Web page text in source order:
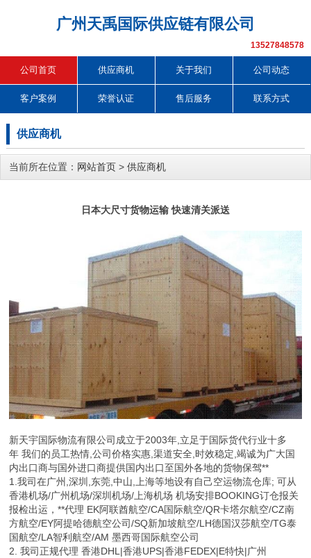
广州天禹国际供应链有限公司
13527848578
公司首页 供应商机 关于我们 公司动态
客户案例 荣誉认证 售后服务 联系方式
供应商机
当前所在位置： 网站首页 > 供应商机
日本大尺寸货物运输 快速清关派送
新天宇国际物流有限公司成立于2003年,立足于国际货代行业十多
年 我们的员工热情,公司价格实惠,渠道安全,时效稳定,竭诚为广大国
内出口商与国外进口商提供国内出口至国外各地的货物保驾**
1.我司在广州,深圳,东莞,中山,上海等地设有自己空运物流仓库; 可从
香港机场/广州机场/深圳机场/上海机场 机场安排BOOKING订仓报关
报检出运，**代理 EK阿联酋航空/CA国际航空/QR卡塔尔航空/CZ南
方航空/EY阿提哈德航空公司/SQ新加坡航空/LH德国汉莎航空/TG泰
国航空/LA智利航空/AM 墨西哥国际航空公司
2. 我司正规代理 香港DHL|香港UPS|香港FEDEX|E特快|广州